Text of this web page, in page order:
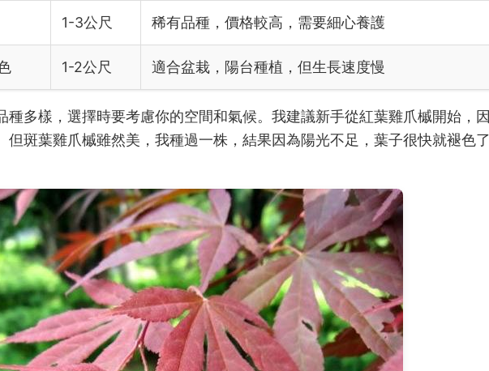
1-3公尺 稀有品種，價格較高，需要細心養護
1-2公尺 適合盆栽，陽台種植，但生長速度慢
種多樣，選擇時要考慮你的空間和氣候。我建議新手從紅葉雞爪槭開始，
斑葉雞爪槭雖然美，我種過一株，結果因為陽光不足，葉子很快就褪色了